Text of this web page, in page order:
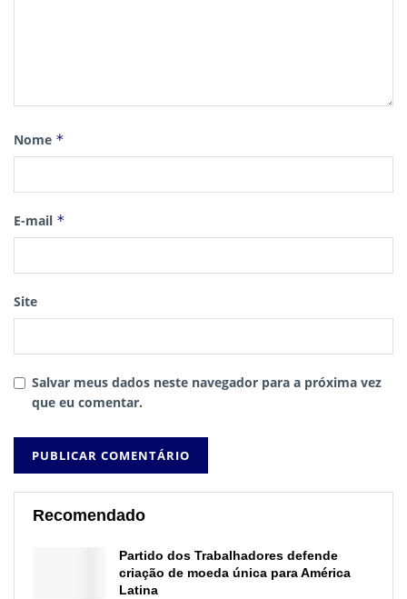
Nome *
E-mail *
Site
Salvar meus dados neste navegador para a próxima vez
que eu comentar.
Recomendado
Partido dos Trabalhadores defende
criação de moeda única para América
Latina